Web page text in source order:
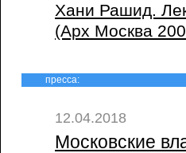
Хани Рашид.
(Арх Москва
пресса:
12.04.2018
Московские